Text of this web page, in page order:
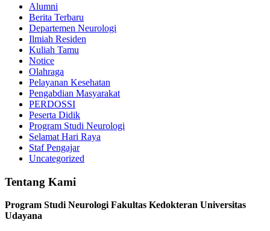
Alumni
Berita Terbaru
Departemen Neurologi
Ilmiah Residen
Kuliah Tamu
Notice
Olahraga
Pelayanan Kesehatan
Pengabdian Masyarakat
PERDOSSI
Peserta Didik
Program Studi Neurologi
Selamat Hari Raya
Staf Pengajar
Uncategorized
Tentang Kami
Program Studi Neurologi Fakultas Kedokteran Universitas
Udayana